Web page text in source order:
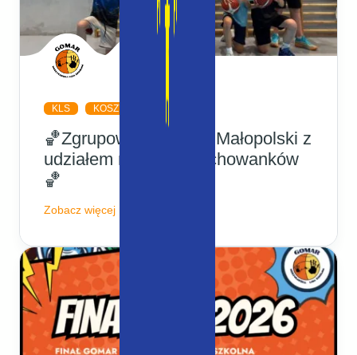
KLS KOSZYKÓWKA
🏀Zgrupowanie Kadry Małopolski z
udziałem naszych wychowanków
🏀
Zobacz więcej